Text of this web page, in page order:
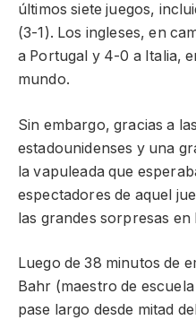
últimos siete juegos,
(3-1). Los ingleses, en
a Portugal y 4-0 a Italia,
mundo.
Sin embargo, gracias a
estadounidenses y una
la vapuleada que
espectadores de aquel
las grandes sorpresas en
Luego de 38 minutos de
Bahr (maestro de
pase largo desde mitad